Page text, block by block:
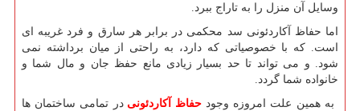
وسایل آن منزل را به تاراج ببرد.
اما حفاظ آکاردئونی سد محکمی در برابر هر سارق و فرد غریبه ای
است. که با خصوصیاتی که دارد، به راحتی از میان برداشته نمی
شود. و می تواند تا حد بسیار زیادی مانع حفظ جان و مال شما و
خانواده شما گردد.
به همین علت امروزه وجودحفاظ آکاردئونی در تمامی ساختمان ها